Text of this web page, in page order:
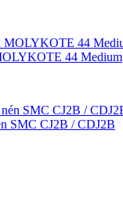
44 Medium
SMC CJ2B / CDJ2B